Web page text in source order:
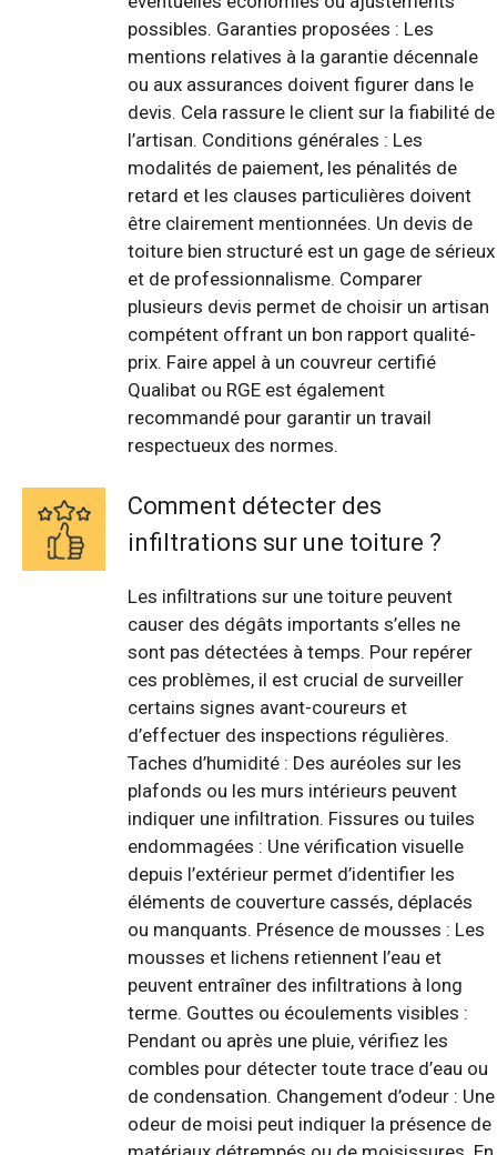
possibles. Garanties proposées : Les
mentions relatives à la garantie décennale
ou aux assurances doivent figurer dans le
devis. Cela rassure le client sur la fiabilité de
l’artisan. Conditions générales : Les
modalités de paiement, les pénalités de
retard et les clauses particulières doivent
être clairement mentionnées. Un devis de
toiture bien structuré est un gage de sérieux
et de professionnalisme. Comparer
plusieurs devis permet de choisir un artisan
compétent offrant un bon rapport qualité-
prix. Faire appel à un couvreur certifié
Qualibat ou RGE est également
recommandé pour garantir un travail
respectueux des normes.
Comment détecter des
infiltrations sur une toiture ?
Les infiltrations sur une toiture peuvent
causer des dégâts importants s’elles ne
sont pas détectées à temps. Pour repérer
ces problèmes, il est crucial de surveiller
certains signes avant-coureurs et
d’effectuer des inspections régulières.
Taches d’humidité : Des auréoles sur les
plafonds ou les murs intérieurs peuvent
indiquer une infiltration. Fissures ou tuiles
endommagées : Une vérification visuelle
depuis l’extérieur permet d’identifier les
éléments de couverture cassés, déplacés
ou manquants. Présence de mousses : Les
mousses et lichens retiennent l’eau et
peuvent entraîner des infiltrations à long
terme. Gouttes ou écoulements visibles :
Pendant ou après une pluie, vérifiez les
combles pour détecter toute trace d’eau ou
de condensation. Changement d’odeur : Une
odeur de moisi peut indiquer la présence de